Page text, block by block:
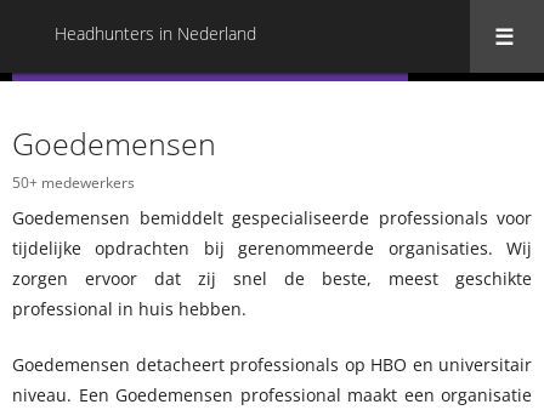
Headhunters in Nederland
Goedemensen
50+ medewerkers
Goedemensen bemiddelt gespecialiseerde professionals voor
tijdelijke opdrachten bij gerenommeerde organisaties. Wij
zorgen ervoor dat zij snel de beste, meest geschikte
professional in huis hebben.
Goedemensen detacheert professionals op HBO en universitair
niveau. Een Goedemensen professional maakt een organisatie